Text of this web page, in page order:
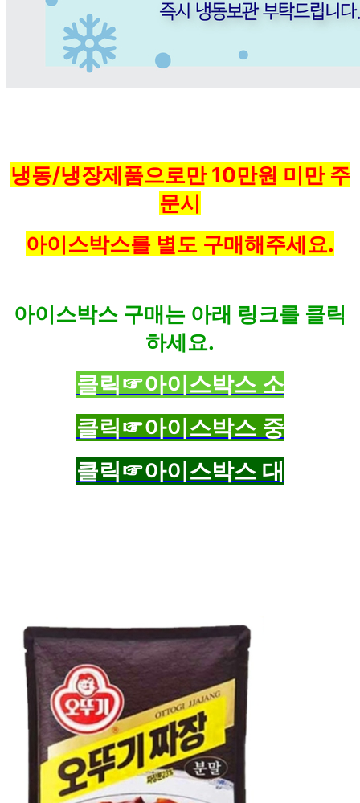
냉동/냉장제품으로만 10만원 미만 주
문시
아이스박스를 별도 구매해주세요.
아이스박스 구매는 아래 링크를 클릭
하세요.
클릭☞아이스박스 소
클릭☞아이스박스 중
클릭☞아이스박스 대